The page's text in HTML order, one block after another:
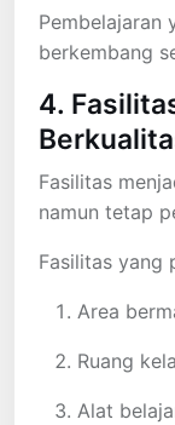
Pembelajaran
berkembang
4.
Fasilitas
namun tetap
Fasilitas yang
Area
Ruang
Alat